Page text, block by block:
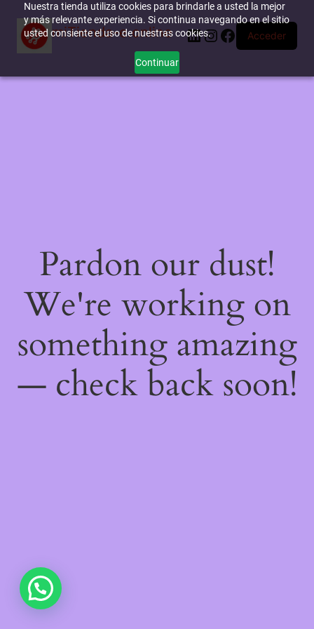
Nuestra tienda utiliza cookies para brindarle a usted la mejor
y más relevante experiencia. Si continua navegando en el sitio
usted consiente el uso de nuestras cookies.
Continuar
miTienda-e.online LinkedIn
Instagram
Facebook
Acceder
Pardon our dust!
We're working on
something amazing
— check back soon!